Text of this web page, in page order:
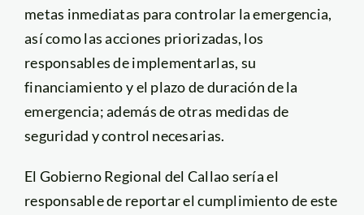
metas inmediatas para controlar la emergencia,
así como las acciones priorizadas, los
responsables de implementarlas, su
financiamiento y el plazo de duración de la
emergencia; además de otras medidas de
seguridad y control necesarias.
El Gobierno Regional del Callao sería el
responsable de reportar el cumplimiento de este